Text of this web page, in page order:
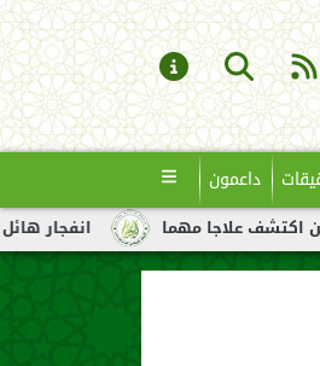
داعمون
انفجار هائل لناقلة نفط